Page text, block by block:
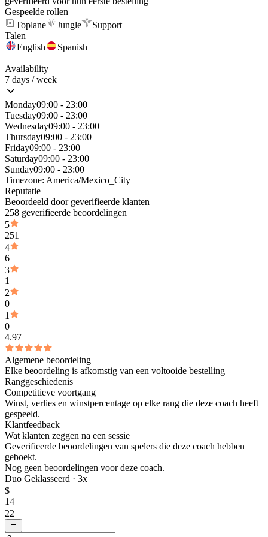
Gespeelde rollen
Toplane
Jungle
Support
Talen
English
Spanish
Availability
7 days / week
Monday09:00 - 23:00
Tuesday09:00 - 23:00
Wednesday09:00 - 23:00
Thursday09:00 - 23:00
Friday09:00 - 23:00
Saturday09:00 - 23:00
Sunday09:00 - 23:00
Timezone: America/Mexico_City
Reputatie
Beoordeeld door geverifieerde klanten
258 geverifieerde beoordelingen
5
251
4
6
3
1
2
0
1
0
4.97
Algemene beoordeling
Elke beoordeling is afkomstig van een voltooide bestelling
Ranggeschiedenis
Competitieve voortgang
Winst, verlies en winstpercentage op elke rang die deze coach heeft
gespeeld.
Klantfeedback
Wat klanten zeggen na een sessie
Geverifieerde beoordelingen van spelers die deze coach hebben
geboekt.
Nog geen beoordelingen voor deze coach.
Duo Geklasseerd · 3x
$
14
22